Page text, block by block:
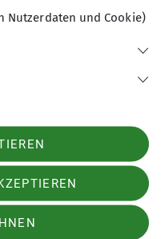
Einstellungen
Nutzerdaten und Cookie)